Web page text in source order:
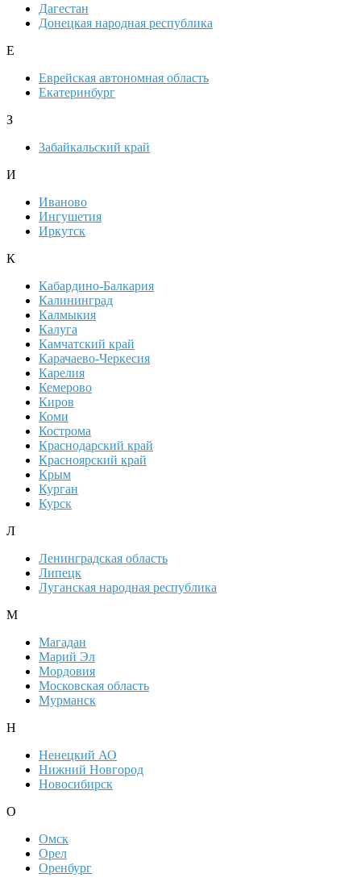
Дагестан
Донецкая народная республика
Е
Еврейская автономная область
Екатеринбург
З
Забайкальский край
И
Иваново
Ингушетия
Иркутск
К
Кабардино-Балкария
Калининград
Калмыкия
Калуга
Камчатский край
Карачаево-Черкесия
Карелия
Кемерово
Киров
Коми
Кострома
Краснодарский край
Красноярский край
Крым
Курган
Курск
Л
Ленинградская область
Липецк
Луганская народная республика
М
Магадан
Марий Эл
Мордовия
Московская область
Мурманск
Н
Ненецкий АО
Нижний Новгород
Новосибирск
О
Омск
Орел
Оренбург